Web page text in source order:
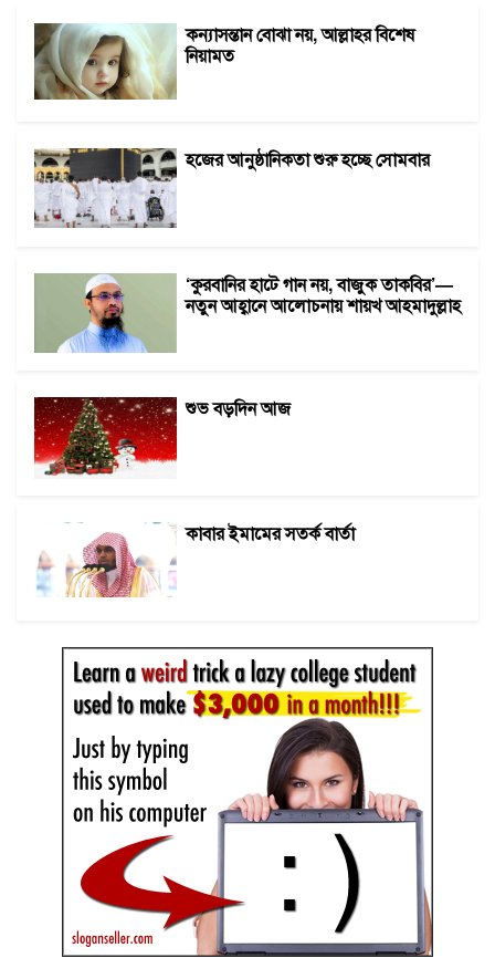
কন্যাসন্তান বোঝা নয়, আল্লাহর বিশেষ
নিয়ামত
হজের আনুষ্ঠানিকতা শুরু হচ্ছে সোমবার
‘কুরবানির হাটে গান নয়, বাজুক তাকবির’—
নতুন আহ্বানে আলোচনায় শায়খ আহমাদুল্লাহ
শুভ বড়দিন আজ
কাবার ইমামের সতর্ক বার্তা